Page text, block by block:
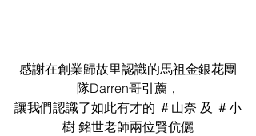
感謝在創業歸故里認識的馬祖金銀花團
隊Darren哥引薦，
讓我們認識了如此有才的 ＃山奈 及 ＃小
樹 銘世老師兩位賢伉儷